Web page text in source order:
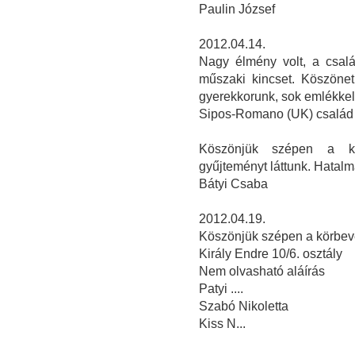
Paulin József
2012.04.14.
Nagy élmény volt, a
műszaki kincset.
gyerekkorunk, sok
Sipos-Romano (UK) család
Köszönjük szépen a
gyűjteményt láttunk.
Bátyi Csaba
2012.04.19.
Köszönjük szépen a
Király Endre 10/6. osztály
Nem olvasható aláírás
Patyi ....
Szabó Nikoletta
Kiss N...